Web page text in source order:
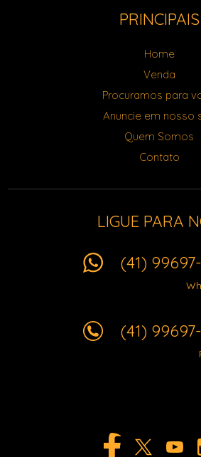
PRINCIPAIS
Home
Venda
Procuramos para
Anuncie em nosso
Quem Somos
Contato
LIGUE PARA
(41)
(41)